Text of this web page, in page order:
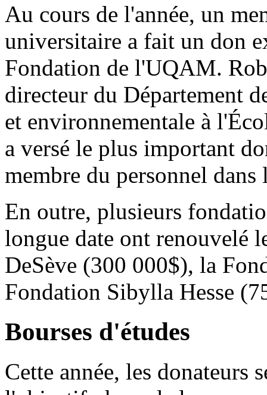
Au cours de l'année, un
universitaire a fait un don
Fondation de l'UQAM.
directeur du Département
et environnementale à
a versé le plus important
membre du personnel
En outre, plusieurs
longue date ont renouvelé
DeSève (300 000$), la
Fondation Sibylla Hesse
Bourses d'études
Cette année, les donateurs